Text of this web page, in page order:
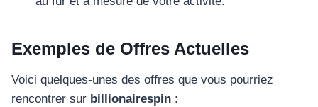
Exemples de Offres Actuelles
Voici quelques-unes des offres que vous pourriez
rencontrer sur billionairespin :